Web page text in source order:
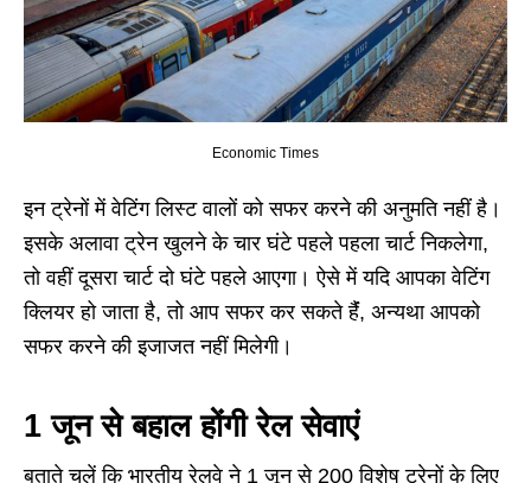
Economic Times
इन ट्रेनों में वेटिंग लिस्ट वालों को सफर करने की अनुमति नहीं है।
इसके अलावा ट्रेन खुलने के चार घंटे पहले पहला चार्ट निकलेगा,
तो वहीं दूसरा चार्ट दो घंटे पहले आएगा। ऐसे में यदि आपका वेटिंग
क्लियर हो जाता है, तो आप सफर कर सकते हैंं, अन्यथा आपको
सफर करने की इजाजत नहीं मिलेगी।
1 जून से बहाल होंगी रेल सेवाएं
बताते चलें कि भारतीय रेलवे ने 1 जून से 200 विशेष ट्रेनों के लिए